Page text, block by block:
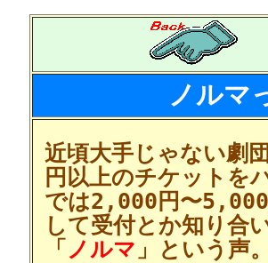
ノルマ
近頃大手じゃない劇
円以上のチケットを
では2,000円〜
して受付とか知り合
「 ノルマ 」という声